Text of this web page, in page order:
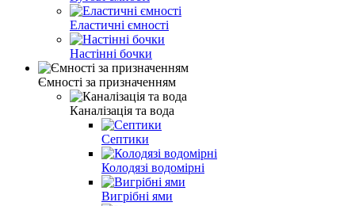
Еластичні ємності
Настінні бочки
Ємності за призначенням
Каналізація та вода
Септики
Колодязі водомірні
Вигрібні ями